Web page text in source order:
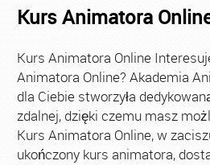
Kurs Animatora
Kurs Animatora Online
Animatora Online? Akademia
dla Ciebie stworzyła
zdalnej, dzięki czemu masz
Kurs Animatora Online, w
ukończony kurs animatora,